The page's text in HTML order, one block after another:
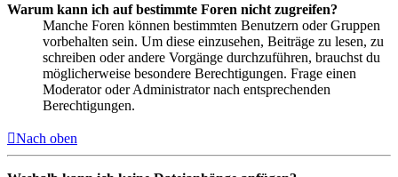
Warum kann ich auf bestimmte Foren nicht zugreifen?
Manche Foren können bestimmten Benutzern oder Gruppen
vorbehalten sein. Um diese einzusehen, Beiträge zu lesen, zu
schreiben oder andere Vorgänge durchzuführen, brauchst du
möglicherweise besondere Berechtigungen. Frage einen
Moderator oder Administrator nach entsprechenden
Berechtigungen.
Nach oben